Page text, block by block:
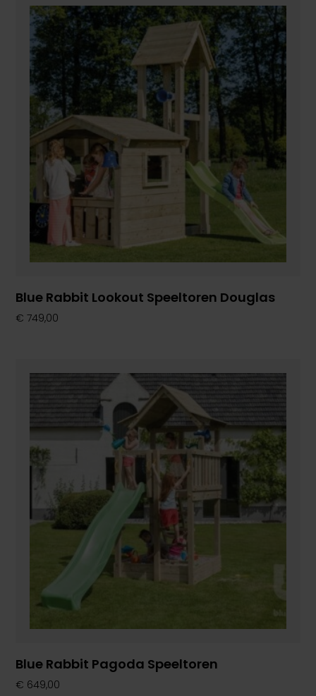
Blue Rabbit Lookout Speeltoren Douglas
€ 749,00
Blue Rabbit Pagoda Speeltoren
€ 649,00